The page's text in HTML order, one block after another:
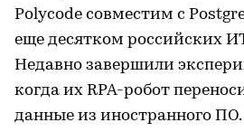
Polycode совместим с
еще десятком российских
Недавно завершили
когда их RPA-робот
данные из иностранного